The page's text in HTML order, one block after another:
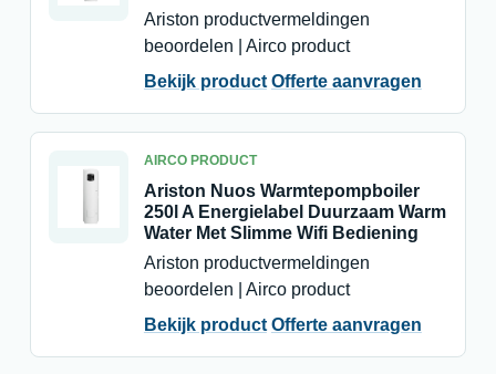
Ariston productvermeldingen
beoordelen | Airco product
Bekijk product Offerte aanvragen
AIRCO PRODUCT
Ariston Nuos Warmtepompboiler
250l A Energielabel Duurzaam Warm
Water Met Slimme Wifi Bediening
Ariston productvermeldingen
beoordelen | Airco product
Bekijk product Offerte aanvragen